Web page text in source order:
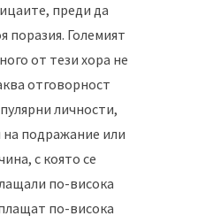
преди да
поразия. Големият
от тези хора не
отговорност
личности,
на подражание или
с която се
по-висока
по-висока